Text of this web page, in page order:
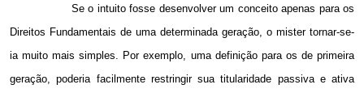
Se o intuito fosse desenvolver um conceito apenas para os
Direitos Fundamentais de uma determinada geração, o mister tornar-se-
ia muito mais simples. Por exemplo, uma definição para os de primeira
geração, poderia facilmente restringir sua titularidade passiva e ativa